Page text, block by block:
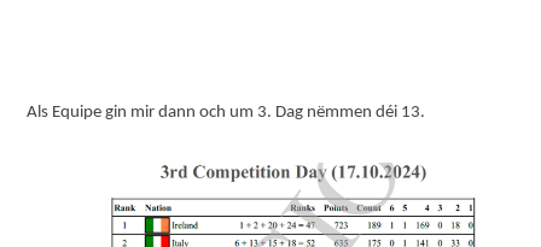
Als Equipe gin mir dann och um 3. Dag nëmmen déi 13.